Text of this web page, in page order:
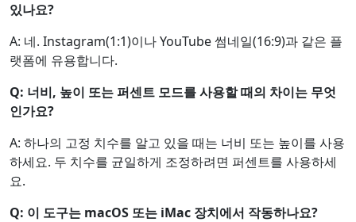
있나요?
A: 네. Instagram(1:1)이나 YouTube 썸네일(16:9)과 같은 플
랫폼에 유용합니다.
Q: 너비, 높이 또는 퍼센트 모드를 사용할 때의 차이는 무엇
인가요?
A: 하나의 고정 치수를 알고 있을 때는 너비 또는 높이를 사용
하세요. 두 치수를 균일하게 조정하려면 퍼센트를 사용하세
요.
Q: 이 도구는 macOS 또는 iMac 장치에서 작동하나요?